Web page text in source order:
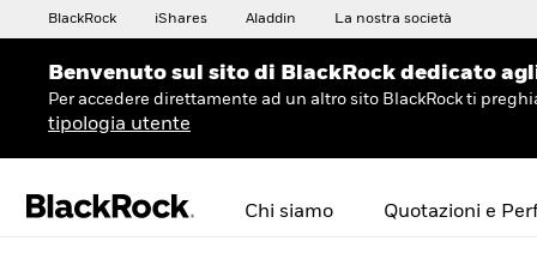
BlackRock iShares Aladdin La nostra società
Benvenuto sul sito di BlackRock dedicato
Per accedere direttamente ad un altro sito BlackRock ti
tipologia utente
Chi siamo Quotazioni e